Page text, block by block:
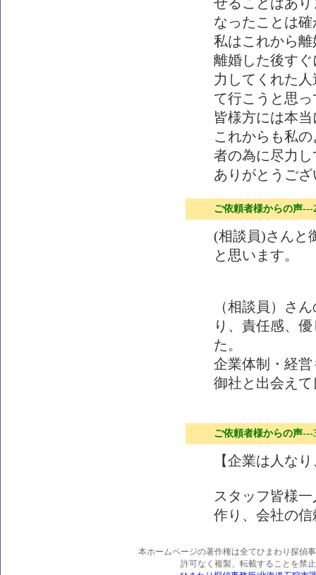
なったことは
私はこれから
離婚した後す
力してくれた
て行こうと思
皆様方には本
これからも私
者の為に尽力
ありがとうご
ご依頼者様からの声---
(相談員)さんと
と思います。
（相談員）さ
り、責任感、
た。
企業体制・経
御社と出会え
ご依頼者様からの声---
【企業は人な
スタッフ皆様
作り、会社の
本ホームページの著作権は全てひまわり探偵
許可なく複製、転載することを禁